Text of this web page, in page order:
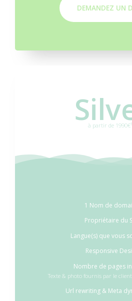
DEMANDEZ UN
à partir de 1990€
1 Nom de
Propriétaire du
Langue(s) que vous
Responsive
Nombre de pages
Texte & photo fournis par le
Url rewriting & Meta